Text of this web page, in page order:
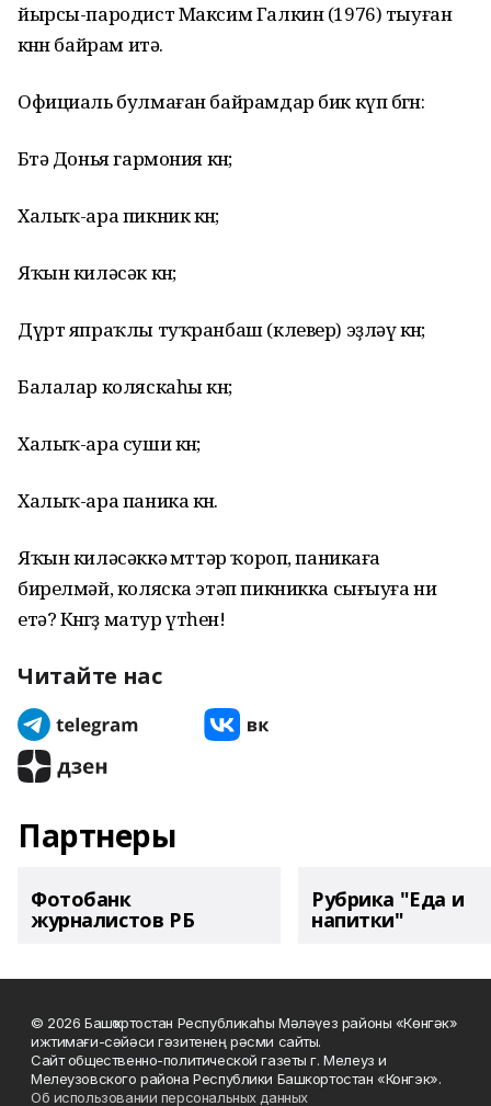
йырсы-пародист Максим Галкин (1976) тыуған
көнөн байрам итә.
Официаль булмаған байрамдар бик күп бөгөн:
Бөтә Донья гармония көнө;
Халыҡ-ара пикник көнө;
Яҡын киләсәк көнө;
Дүрт япраҡлы туҡранбаш (клевер) эҙләү көнө;
Балалар коляскаһы көнө;
Халыҡ-ара суши көнө;
Халыҡ-ара паника көнө.
Яҡын киләсәккә өмөттәр ҡороп, паникаға
бирелмәй, коляска этәп пикникка сығыуға ни
етә? Көнөгөҙ матур үтһен!
Читайте нас
Партнеры
Фотобанк
журналистов РБ
Рубрика "Еда и
напитки"
© 2026 Башҡортостан Республикаһы Мәләүез районы «Көнгәк»
ижтимағи-сәйәси гәзитенең рәсми сайты.
Сайт общественно-политической газеты г. Мелеуз и
Мелеузовского района Республики Башкортостан «Конгэк».
Об использовании персональных данных